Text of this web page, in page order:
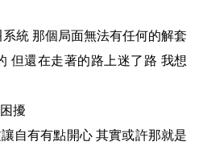
統 那個局面無法有任何的解套
但還在走著的路上迷了路 我想
擾
自有有點開心 其實或許那就是